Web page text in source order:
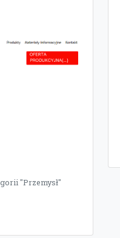
"Przemysł"